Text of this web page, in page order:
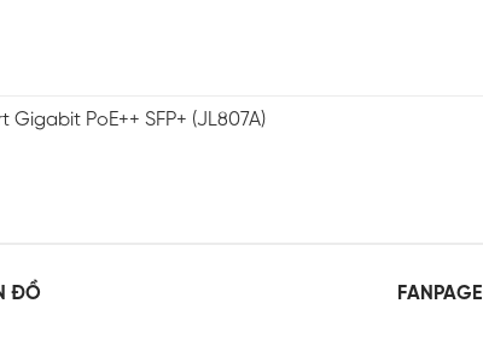
PoE++ SFP+ (JL807A)
ĐỒ FANPAGE